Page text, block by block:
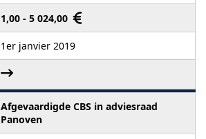
1,00 - 5 024,00
1er janvier 2019
Afgevaardigde CBS in adviesraad
Panoven